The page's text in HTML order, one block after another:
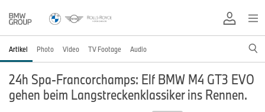
Artikel Photo Video TV Footage Audio
24h Spa-Francorchamps: Elf BMW M4 GT3 EVO
gehen beim Langstreckenklassiker ins Rennen.